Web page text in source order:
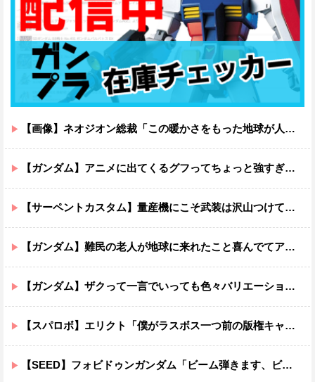
【画像】ネオジオン総裁「この暖かさをもった地球が人間さえ破壊するんだ（汗だく）」
【ガンダム】アニメに出てくるグフってちょっと強すぎじゃない？
【サーペントカスタム】量産機にこそ武装は沢山つけてほしいよね
【ガンダム】難民の老人が地球に来れたこと喜んでてアレ？連邦もやってることヤバくない？ってなる
【ガンダム】ザクって一言でいっても色々バリエーションがあるよね
【スパロボ】エリクト「僕がラスボス一つ前の版権キャラ最後の敵ってちょっと荷が重すぎない？」
【SEED】フォビドゥンガンダム「ビーム弾きます、ビーム曲げられます、空飛びます」←二世代目でこれ出来るのおかしいだろ